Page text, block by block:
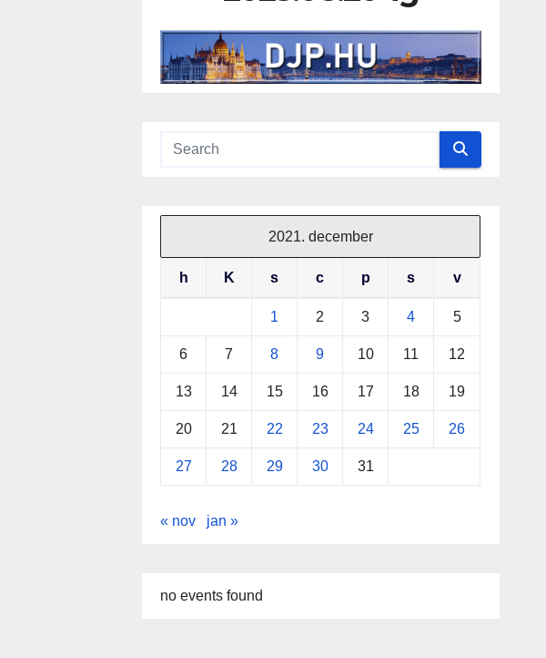
2021. december
h K s c p s v
1 2 3 4 5
6 7 8 9 10 11 12
13 14 15 16 17 18 19
20 21 22 23 24 25 26
27 28 29 30 31
« nov jan »
no events found